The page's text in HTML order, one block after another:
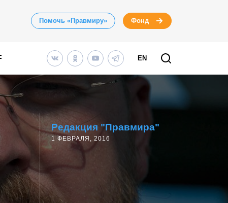
Помочь «Правмиру» Фонд
EN
Редакция "Правмира"
1 ФЕВРАЛЯ, 2016